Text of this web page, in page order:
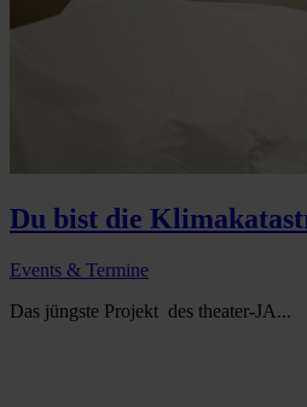
Du bist die
Events & Termine
Das jüngste Projekt des theater-JA...